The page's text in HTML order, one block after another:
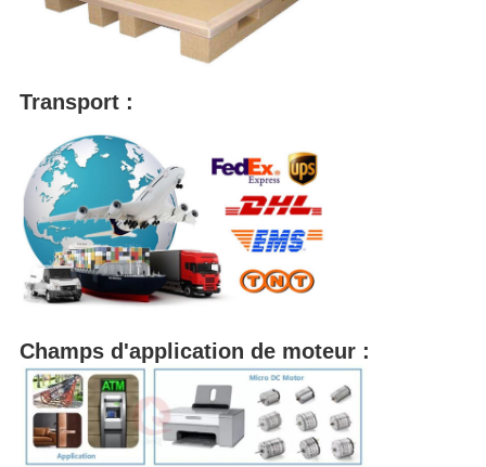
Transport :
Champs d'application de moteur :